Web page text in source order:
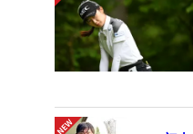
03年の「マスターズ」
ー覇者となった母国の
仲間たちが見守る中、
たテイラーが奇跡のロ
勝を飾ると、2万人に